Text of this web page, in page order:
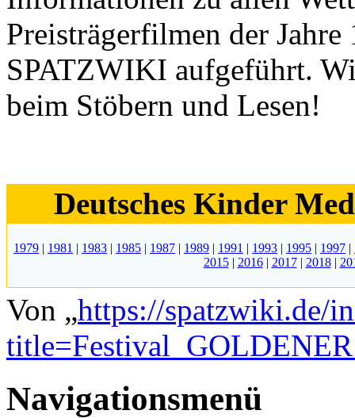
Preisträgerfilmen der
SPATZWIKI aufgeführt.
beim Stöbern und Lesen!
Deutsches Kinder
1979 | 1981 | 1983 | 1985 | 1987 | 1989 | 1991 | 1993 | 1995 | 1997 |
2015| 2016| 2017| 2018|
Von „https://spatzwiki.de/
Navigationsmenü